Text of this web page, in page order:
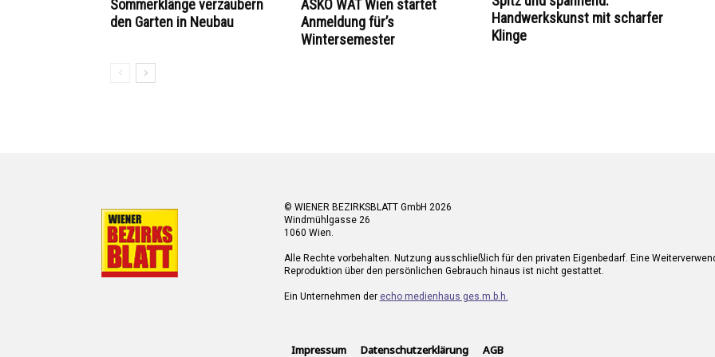
Sommerklänge verzaubern
den Garten in Neubau
ASKÖ WAT Wien startet
Anmeldung für’s
Wintersemester
Handwerkskunst mit scharfer
Klinge
© WIENER BEZIRKSBLATT GmbH 2026
Windmühlgasse 26
1060 Wien.
Alle Rechte vorbehalten. Nutzung ausschließlich für den privaten Eigenbedarf. Eine
Reproduktion über den persönlichen Gebrauch hinaus ist nicht gestattet.
Ein Unternehmen der echo medienhaus ges.m.b.h.
Impressum Datenschutzerklärung AGB